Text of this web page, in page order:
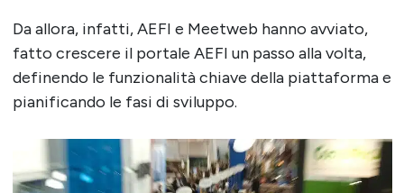
Da allora, infatti, AEFI e Meetweb hanno avviato,
fatto crescere il portale AEFI un passo alla volta,
definendo le funzionalità chiave della piattaforma e
pianificando le fasi di sviluppo.